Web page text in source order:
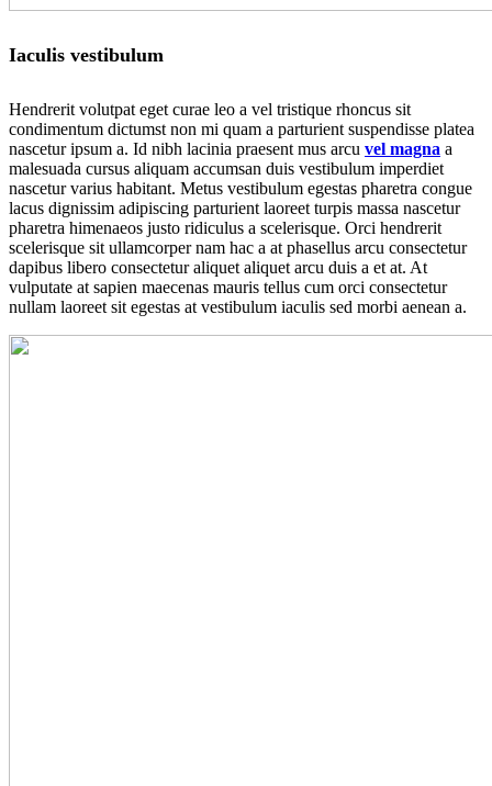
Iaculis vestibulum
Hendrerit volutpat eget curae leo a vel tristique rhoncus sit
condimentum dictumst non mi quam a parturient suspendisse platea
nascetur ipsum a. Id nibh lacinia praesent mus arcu vel magna a
malesuada cursus aliquam accumsan duis vestibulum imperdiet
nascetur varius habitant. Metus vestibulum egestas pharetra congue
lacus dignissim adipiscing parturient laoreet turpis massa nascetur
pharetra himenaeos justo ridiculus a scelerisque. Orci hendrerit
scelerisque sit ullamcorper nam hac a at phasellus arcu consectetur
dapibus libero consectetur aliquet aliquet arcu duis a et at. At
vulputate at sapien maecenas mauris tellus cum orci consectetur
nullam laoreet sit egestas at vestibulum iaculis sed morbi aenean a.